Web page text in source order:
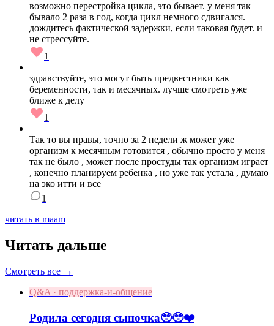
возможно перестройка цикла, это бывает. у меня так
бывало 2 раза в год, когда цикл немного сдвигался.
дождитесь фактической задержки, если таковая будет. и
не стрессуйте.
1
здравствуйте, это могут быть предвестники как
беременности, так и месячных. лучше смотреть уже
ближе к делу
1
Так то вы правы, точно за 2 недели ж может уже
организм к месячным готовится , обычно просто у меня
так не было , может после простуды так организм играет
, конечно планируем ребенка , но уже так устала , думаю
на эко итти и все
1
читать в maam
Читать дальше
Смотреть все →
Q&A · поддержка-и-общение
Родила сегодня сыночка🥹🥹❤️